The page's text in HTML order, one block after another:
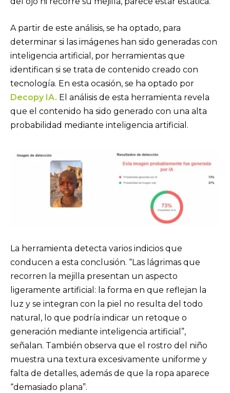
A partir de este análisis, se ha optado, para
determinar si las imágenes han sido generadas con
inteligencia artificial, por herramientas que
identifican si se trata de contenido creado con
tecnología. En esta ocasión, se ha optado por
Decopy IA. El análisis de esta herramienta revela
que el contenido ha sido generado con una alta
probabilidad mediante inteligencia artificial.
La herramienta detecta varios indicios que
conducen a esta conclusión. “Las lágrimas que
recorren la mejilla presentan un aspecto
ligeramente artificial: la forma en que reflejan la
luz y se integran con la piel no resulta del todo
natural, lo que podría indicar un retoque o
generación mediante inteligencia artificial”,
señalan. También observa que el rostro del niño
muestra una textura excesivamente uniforme y
falta de detalles, además de que la ropa aparece
“demasiado plana”.